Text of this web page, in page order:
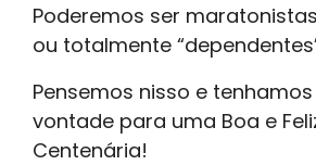
Poderemos ser
ou totalmente
Pensemos nisso e
vontade para uma Boa e
Centenária!